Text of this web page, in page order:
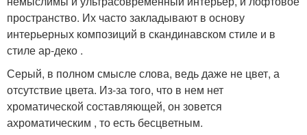
пространство. Их часто закладывают в основу
интерьерных композиций в скандинавском стиле и в
стиле ар-деко .
Серый, в полном смысле слова, ведь даже не цвет, а
отсутствие цвета. Из-за того, что в нем нет
хроматической составляющей, он зовется
ахроматическим , то есть бесцветным.